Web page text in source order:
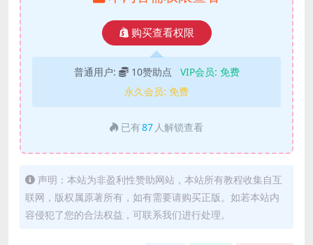
购买查看权限
普通用户: 10赞助点 VIP会员: 免费
永久会员: 免费
已有87 人解锁查看
声明：本站为非盈利性赞助网站，本站所有教程收集自互
联网，版权属原著所有，如有需要请购买正版。如若本站内
容侵犯了您的合法权益，可联系我们进行处理。